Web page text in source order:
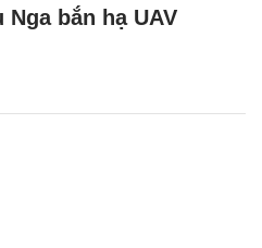
bắn hạ UAV